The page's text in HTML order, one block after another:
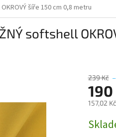
šíře 150 cm 0,8 metru
softshell
239 Kč
190
157,02
cena: